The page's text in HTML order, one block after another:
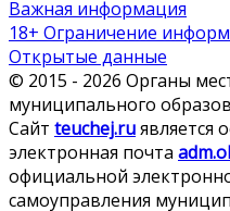
Важная информация
18+ Ограничение
Открытые данные
© 2015 - 2026 Органы
муниципального
Сайт teuchej.ruявляется
электронная почта
официальной
самоуправления